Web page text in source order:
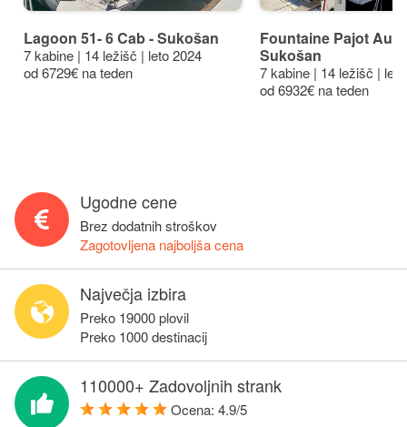
Lagoon 51- 6 Cab - Sukošan
7 kabine | 14 ležišč | leto 2024
od 6729€ na teden
Fountaine Pajot
Sukošan
7 kabine | 14 ležišč |
od 6932€ na teden
Ugodne cene
Brez dodatnih stroškov
Zagotovljena najboljša cena
Največja izbira
Preko 19000 plovil
Preko 1000 destinacij
110000+ Zadovoljnih strank
Ocena: 4.9/5